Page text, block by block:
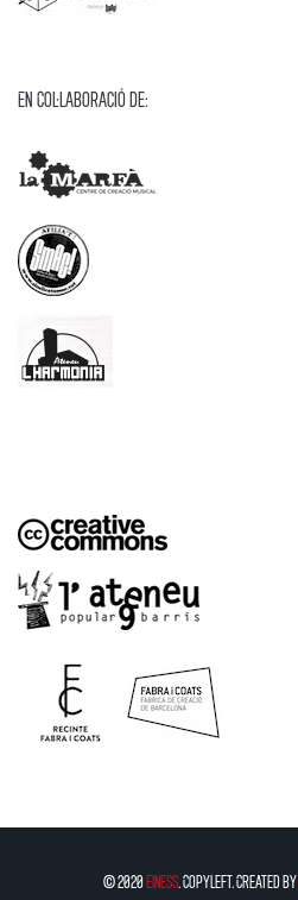
En Col·laboració de:
© 2020EinESS. Copyleft. Created by